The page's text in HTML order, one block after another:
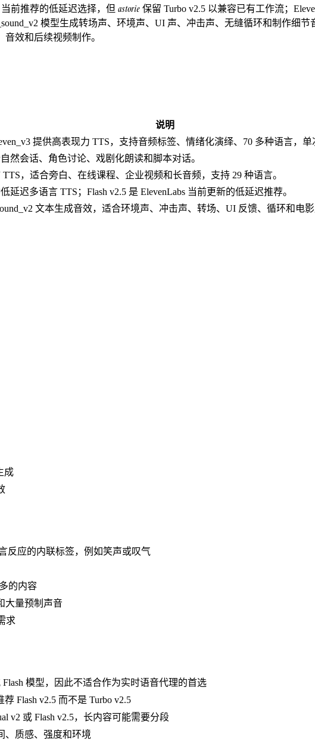
当前推荐的低延迟选择，但 astorie 保留 Turbo v2.5 以兼容已有工作流；
模型生成转场声、环境声、UI 声、冲击声、无缝循环和制作细
效和后续视频制作。
说明
提供高表现力 TTS，支持音频标签、情绪化演绎、70 多种语言，
然会话、角色讨论、戏剧化朗读和脚本对话。
，适合旁白、在线课程、企业视频和长音频，支持 29 种语言。
延迟多语言 TTS；Flash v2.5 是 ElevenLabs 当前更新的低延迟推荐。
文本生成音效，适合环境声、冲击声、转场、UI 反馈、循环和电
成
反应的内联标签，例如笑声或叹气
的内容
大量预制声音
求
模型，因此不适合作为实时语音代理的首选
Flash v2.5 而不是 Turbo v2.5
v2 或 Flash v2.5，长内容可能需要分段
、质感、强度和环境